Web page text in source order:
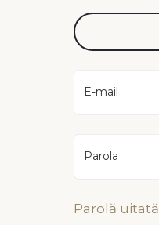
E-mail
Parola
Parolă uitată